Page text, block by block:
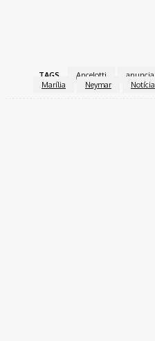
TAGS Ancelotti anuncia
Marília
Neymar Notícia